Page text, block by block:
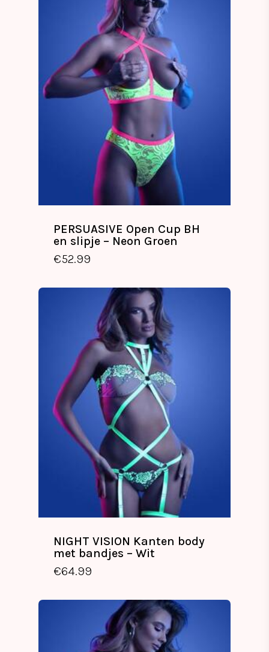
PERSUASIVE Open Cup BH
en slipje – Neon Groen
€52.99
NIGHT VISION Kanten body
met bandjes – Wit
€64.99